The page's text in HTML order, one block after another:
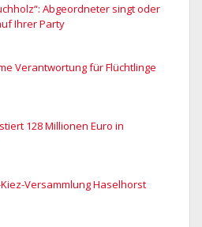
Abgeordneter singt oder
Ihrer Party
Verantwortung für Flüchtlinge
128 Millionen Euro in
Versammlung Haselhorst